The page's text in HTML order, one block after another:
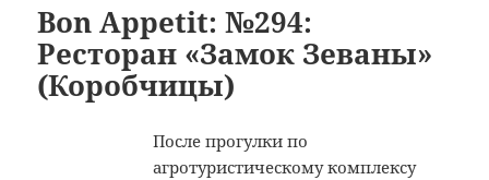
Bon Appetit: №294:
Ресторан «Замок Зеваны»
(Коробчицы)
После прогулки по
агротуристическому комплексу